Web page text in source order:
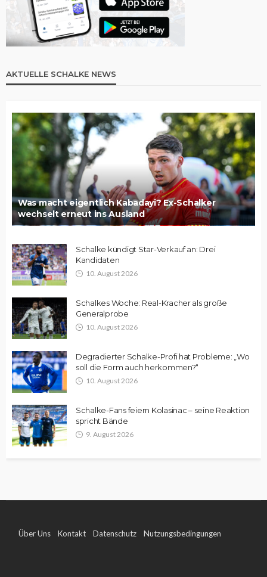
AKTUELLE SCHALKE NEWS
Was macht eigentlich Kabadayi? Ex-Schalker
wechselt erneut ins Ausland
Schalke kündigt Star-Verkauf an: Drei
Kandidaten
10. August 2026
Schalkes Woche: Real-Kracher als große
Generalprobe
10. August 2026
Degradierter Schalke-Profi hat Probleme: „Wo
soll die Form auch herkommen?“
10. August 2026
Schalke-Fans feiern Kolasinac – seine Reaktion
spricht Bände
9. August 2026
Über Uns Kontakt Datenschutz Nutzungsbedingungen